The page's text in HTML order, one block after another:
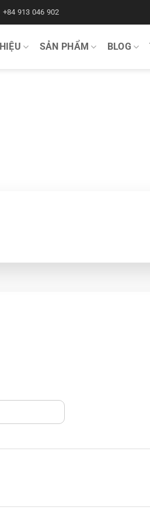
+84 913 046 902
SẢN PHẨM BLOG